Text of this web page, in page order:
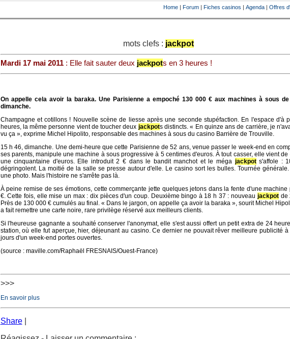
Home | Forum | Fiches casinos | Agenda | Offres
mots clefs : jackpot
Mardi 17 mai 2011: Elle fait sauter deux jackpots en 3 heures !
On appelle cela avoir la baraka. Une Parisienne a empoché 130 000 € aux machines à sous de
dimanche.
Champagne et cotillons ! Nouvelle scène de liesse après une seconde stupéfaction. En l'espace d'à
heures, la même personne vient de toucher deux jackpots distincts. « En quinze ans de carrière, je
vu ça », exprime Michel Hipolito, responsable des machines à sous du casino Barrière de Trouville.
15 h 46, dimanche. Une demi-heure que cette Parisienne de 52 ans, venue passer le week-end en
ses parents, manipule une machine à sous progressive à 5 centimes d'euros. À tout casser, elle vient
une cinquantaine d'euros. Elle introduit 2 € dans le bandit manchot et le méga jackpots'affole :
dégringolent. La moitié de la salle se presse autour d'elle. Le casino sort les bulles. Tournée
une photo. Mais l'histoire ne s'arrête pas là.
À peine remise de ses émotions, cette commerçante jette quelques jetons dans la fente d'une machine
€. Cette fois, elle mise un max : dix pièces d'un coup. Deuxième bingo à 18 h 37 : nouveau jackpotde
Près de 130 000 € cumulés au final. « Dans le jargon, on appelle ça avoir la baraka », sourit Michel
a fait remettre une carte noire, rare privilège réservé aux meilleurs clients.
Si l'heureuse gagnante a souhaité conserver l'anonymat, elle s'est aussi offert un petit extra de 24
station, où elle fut aperçue, hier, déjeunant au casino. Ce dernier ne pouvait rêver meilleure publicité
jours d'un week-end portes ouvertes.
(source : maville.com/Raphaël FRESNAIS/Ouest-France)
>>>
En savoir plus
Share